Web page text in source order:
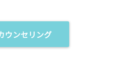
ウンセリング